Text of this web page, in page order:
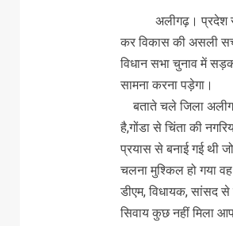
अलीगढ़। प्रदेश
कर विकास की असली
विधान सभा चुनाव में
सामना करना पड़ेगा।
बताते चले जिला
है,गोंडा से चिंता की
प्रयास से बनाई गई थी
चलना मुश्किल हो गया
डीएम, विधायक, सांसद
सिवाय कुछ नहीं मिला